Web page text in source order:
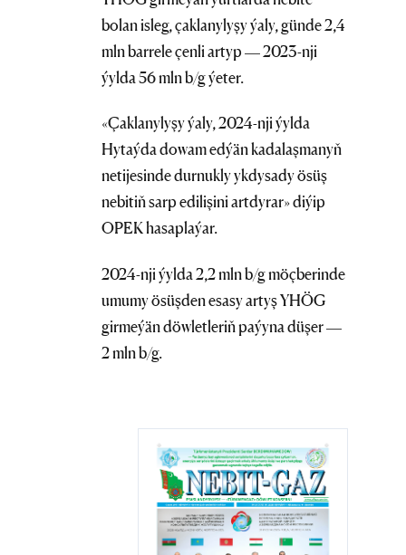
bolan isleg, çaklanylyşy ýaly, günde 2,4
mln barrele çenli artyp — 2023-nji
ýylda 56 mln b/g ýeter.
«Çaklanylyşy ýaly, 2024-nji ýylda
Hytaýda dowam edýän kadalaşmanyň
netijesinde durnukly ykdysady ösüş
nebitiň sarp edilişini artdyrar» diýip
OPEK hasaplaýar.
2024-nji ýylda 2,2 mln b/g möçberinde
umumy ösüşden esasy artyş YHÖG
girmeýän döwletleriň paýyna düşer —
2 mln b/g.